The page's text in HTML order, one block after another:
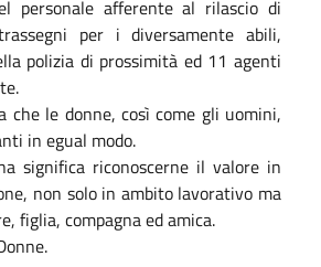
personale afferente al rilascio di
per i diversamente abili,
polizia di prossimità ed 11 agenti
che le donne, così come gli uomini,
in egual modo.
significa riconoscerne il valore in
non solo in ambito lavorativo ma
figlia, compagna ed amica.